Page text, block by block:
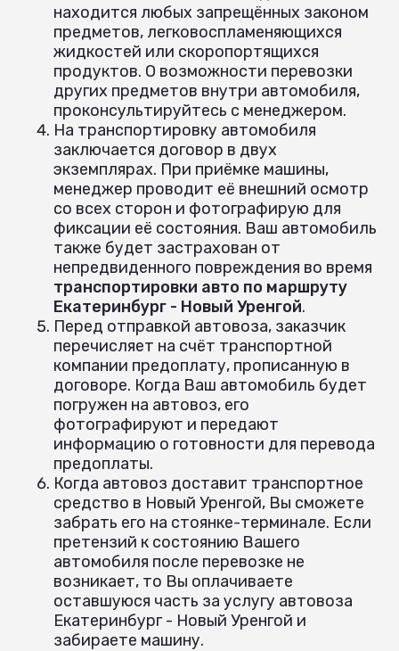
находится любых запрещённых законом
предметов, легковоспламеняющихся
жидкостей или скоропортящихся
продуктов. О возможности перевозки
других предметов внутри автомобиля,
проконсультируйтесь с менеджером.
На транспортировку автомобиля
заключается договор в двух
экземплярах. При приёмке машины,
менеджер проводит её внешний осмотр
со всех сторон и фотографирую для
фиксации её состояния. Ваш автомобиль
также будет застрахован от
непредвиденного повреждения во время
транспортировки авто по маршруту
Екатеринбург - Новый Уренгой.
Перед отправкой автовоза, заказчик
перечисляет на счёт транспортной
компании предоплату, прописанную в
договоре. Когда Ваш автомобиль будет
погружен на автовоз, его
фотографируют и передают
информацию о готовности для перевода
предоплаты.
Когда автовоз доставит транспортное
средство в Новый Уренгой, Вы сможете
забрать его на стоянке-терминале. Если
претензий к состоянию Вашего
автомобиля после перевозке не
возникает, то Вы оплачиваете
оставшуюся часть за услугу автовоза
Екатеринбург - Новый Уренгой и
забираете машину.